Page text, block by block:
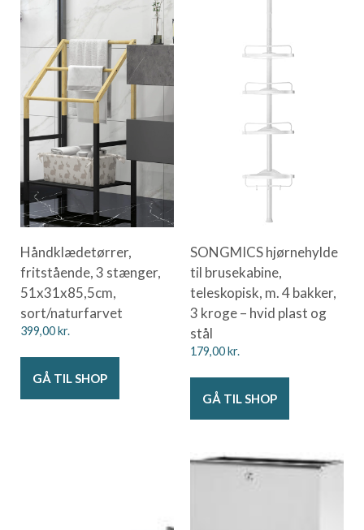
Håndklædetørrer,
fritstående, 3 stænger,
51x31x85,5cm,
sort/naturfarvet
399,00kr.
GÅ TIL SHOP
SONGMICS hjørnehylde
til brusekabine,
teleskopisk, m. 4 bakker,
3 kroge – hvid plast og
stål
179,00kr.
GÅ TIL SHOP